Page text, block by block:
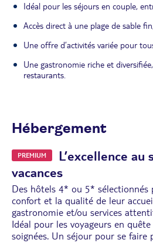
Idéal pour les séjours en couple,
Accès direct à une plage de sable
Une offre d’activités variée pour
Une gastronomie riche et
restaurants.
Hébergement
PREMIUM
L’excellence
vacances
Des hôtels 4* ou 5* sélectionnés
confort et la qualité de leur
gastronomie et/ou services
Idéal pour les voyageurs en
soignées. Un séjour pour se faire